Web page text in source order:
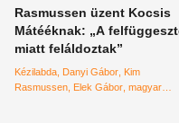
Rasmussen üzent Kocsis
Mátééknak: „A
miatt feláldoztak”
Kézilabda Danyi Gábor Kim
Rasmussen Elek Gábor magyar